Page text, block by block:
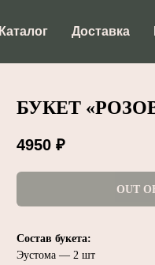
Каталог Доставка
БУКЕТ
4950 ₽
OUT
Состав букета:
Эустома — 2 шт